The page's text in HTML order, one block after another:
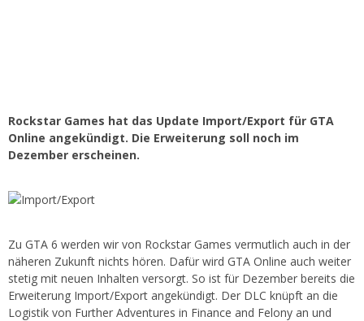
Rockstar Games hat das Update Import/Export für GTA
Online angekündigt. Die Erweiterung soll noch im
Dezember erscheinen.
Zu GTA 6 werden wir von Rockstar Games vermutlich auch in der
näheren Zukunft nichts hören. Dafür wird GTA Online auch weiter
stetig mit neuen Inhalten versorgt. So ist für Dezember bereits die
Erweiterung Import/Export angekündigt. Der DLC knüpft an die
Logistik von Further Adventures in Finance and Felony an und